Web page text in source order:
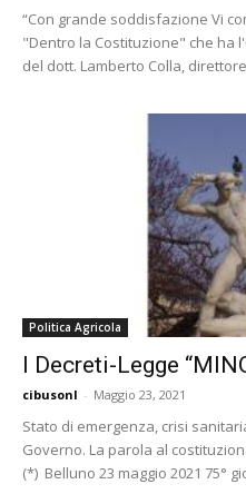
“Con grande soddisfazione Vi
"Dentro la Costituzione" che ha
del dott. Lamberto Colla,
Politica Agricola
I Decreti-Legge
cibusonl - Maggio 23, 2021
Stato di emergenza, crisi
Governo. La parola al
(*) Belluno 23 maggio 2021 75°